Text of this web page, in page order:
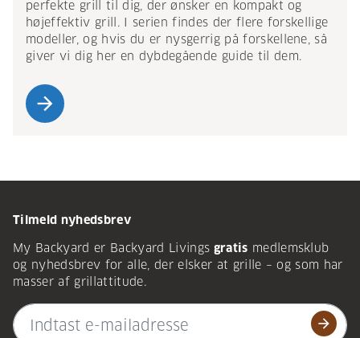
perfekte grill til dig, der ønsker en kompakt og
højeffektiv grill. I serien findes der flere forskellige
modeller, og hvis du er nysgerrig på forskellene, så
giver vi dig her en dybdegående guide til dem.
arrow_forward
Tilmeld nyhedsbrev
My Backyard er Backyard Livings gratis medlemsklub
og nyhedsbrev for alle, der elsker at grille – og som har
masser af grillattitude.
arrow_forward